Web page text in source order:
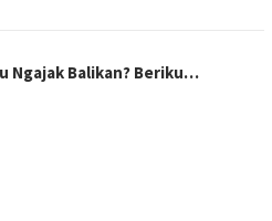
Ngajak Balikan? Beriku…